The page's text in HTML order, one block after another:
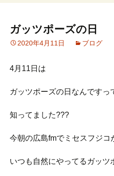
ガッツポーズの日
2020年4月11日 ブログ
4月11日は
ガッツポーズの日なんですっ
知ってました???
今朝の広島fmでミセスフジコ
いつも自然にやってるガッツ